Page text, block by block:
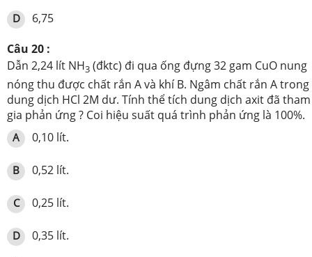
D
6,75
Câu 20 :
Dẫn 2,24 lít NH3 (đktc) đi qua ống đựng 32 gam CuO nung
nóng thu được chất rắn A và khí B. Ngâm chất rắn A trong
dung dịch HCl 2M dư. Tính thể tích dung dịch axit đã tham
gia phản ứng ? Coi hiệu suất quá trình phản ứng là 100%.
A 0,10 lít.
B 0,52 lít.
C 0,25 lít.
D
0,35 lít.